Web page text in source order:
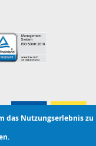
das Nutzungserlebnis zu